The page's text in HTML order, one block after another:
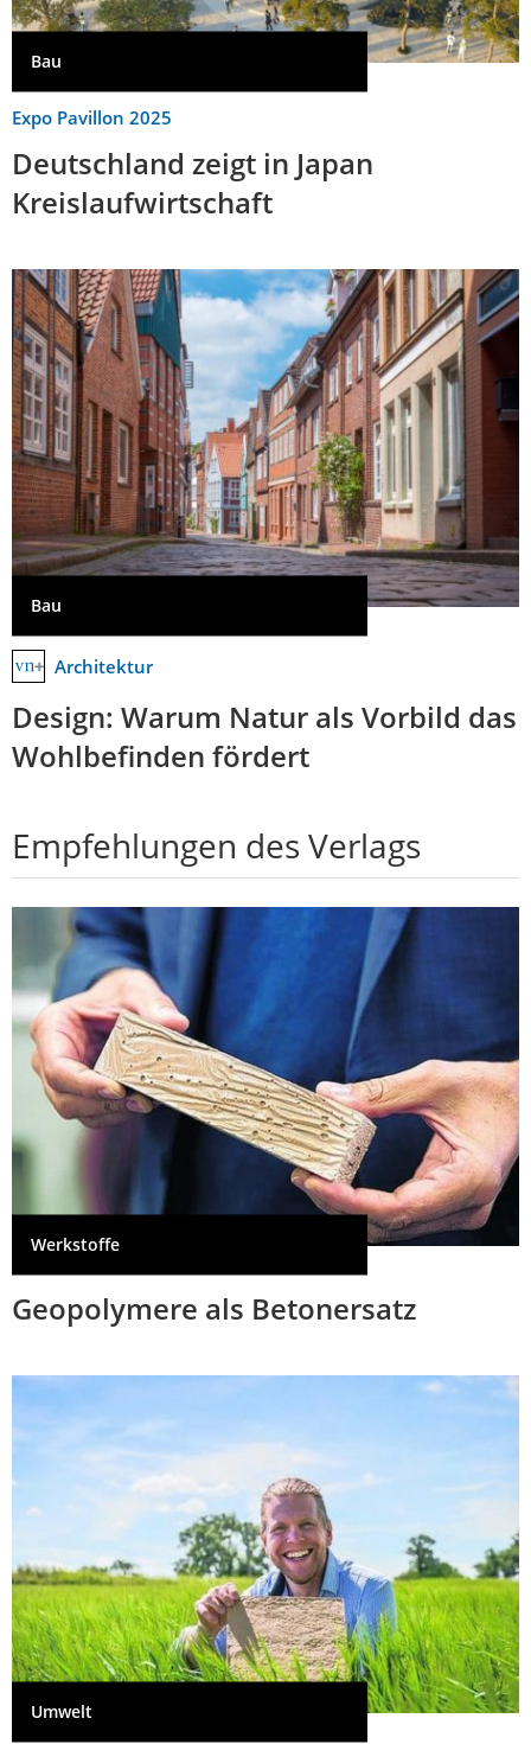
Bau
Expo Pavillon 2025
Deutschland zeigt in Japan
Kreislaufwirtschaft
Bau
Architektur
Design: Warum Natur als Vorbild das
Wohlbefinden fördert
Empfehlungen des Verlags
Werkstoffe
Geopolymere als Betonersatz
Umwelt